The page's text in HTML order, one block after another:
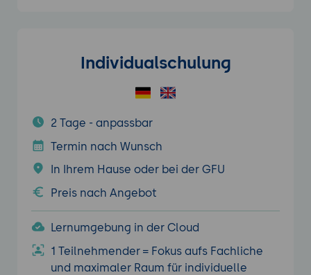
Individualschulung
2 Tage - anpassbar
Termin nach Wunsch
In Ihrem Hause oder bei der GFU
Preis nach Angebot
Lernumgebung in der Cloud
1 Teilnehmender = Fokus aufs Fachliche
und maximaler Raum für individuelle